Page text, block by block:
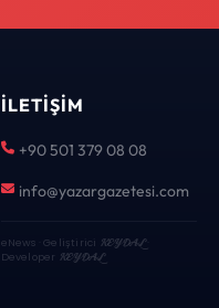
İLETIŞIM
+90 501 379 08 08
info@yazargazetesi.com
eNews · Geliştirici KEYDAL·
Developer KEYDAL